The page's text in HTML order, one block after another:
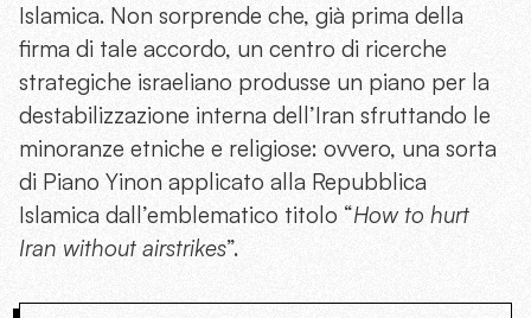
Islamica. Non sorprende che, già prima della
firma di tale accordo, un centro di ricerche
strategiche israeliano produsse un piano per la
destabilizzazione interna dell’Iran sfruttando le
minoranze etniche e religiose: ovvero, una sorta
di Piano Yinon applicato alla Repubblica
Islamica dall’emblematico titolo “How to hurt
Iran without airstrikes”.